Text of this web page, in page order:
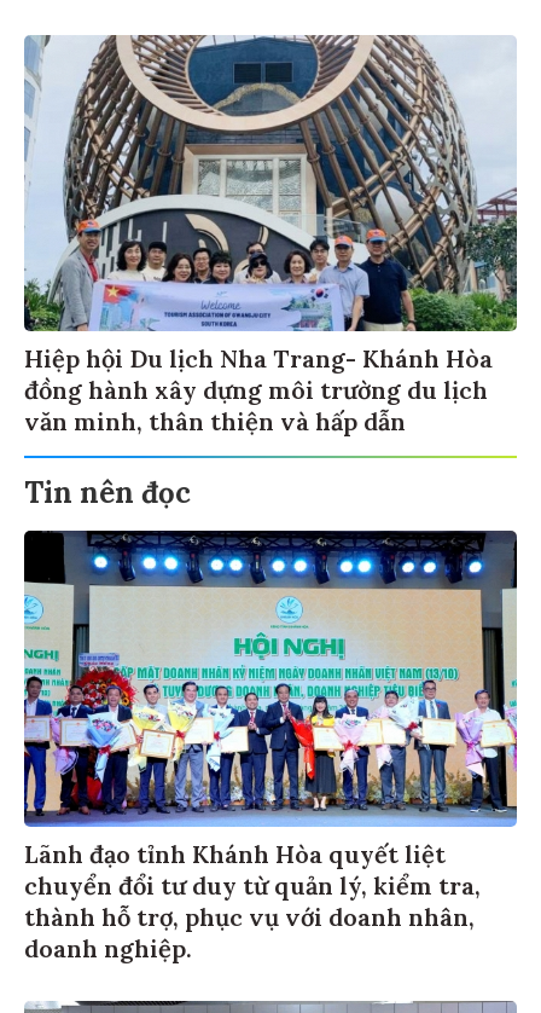
Hiệp hội Du lịch Nha Trang- Khánh Hòa
đồng hành xây dựng môi trường du lịch
văn minh, thân thiện và hấp dẫn
Tin nên đọc
Lãnh đạo tỉnh Khánh Hòa quyết liệt
chuyển đổi tư duy từ quản lý, kiểm tra,
thành hỗ trợ, phục vụ với doanh nhân,
doanh nghiệp.